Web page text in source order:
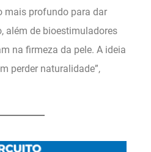
mais profundo para dar
além de bioestimuladores
na firmeza da pele. A ideia
perder naturalidade”,